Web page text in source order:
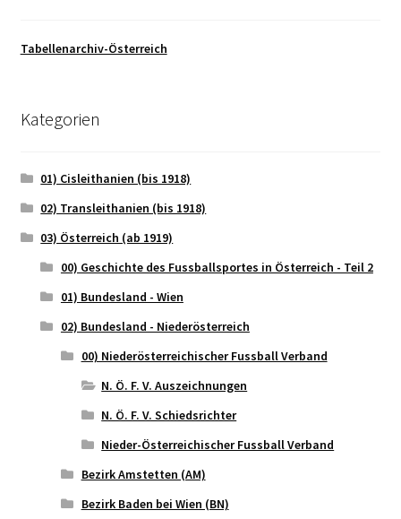
Tabellenarchiv-Österreich
Kategorien
01) Cisleithanien (bis 1918)
02) Transleithanien (bis 1918)
03) Österreich (ab 1919)
00) Geschichte des Fussballsportes in Österreich - Teil 2
01) Bundesland - Wien
02) Bundesland - Niederösterreich
00) Niederösterreichischer Fussball Verband
N. Ö. F. V. Auszeichnungen
N. Ö. F. V. Schiedsrichter
Nieder-Österreichischer Fussball Verband
Bezirk Amstetten (AM)
Bezirk Baden bei Wien (BN)